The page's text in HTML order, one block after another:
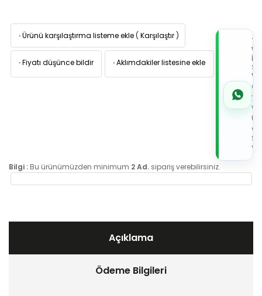
·Ürünü karşılaştırma listeme ekle ( Karşılaştır )
·Fiyatı düşünce bildir ·Aklımdakiler listesine ekle
İLE
de
Bilgi : Bu ürünümüzden minimum 2 Ad. sipariş verebilirsiniz.
Açıklama
Ödeme Bilgileri